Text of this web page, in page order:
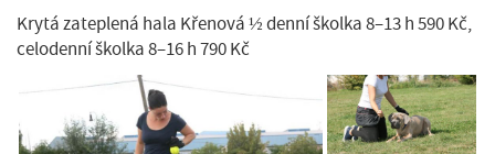
Krytá zateplená hala Křenová ½ denní školka 8–13 h 590 Kč,
celodenní školka 8–16 h 790 Kč